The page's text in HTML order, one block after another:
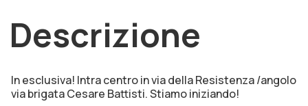
Descrizione
In esclusiva! Intra centro in via della Resistenza /angolo
via brigata Cesare Battisti. Stiamo iniziando!